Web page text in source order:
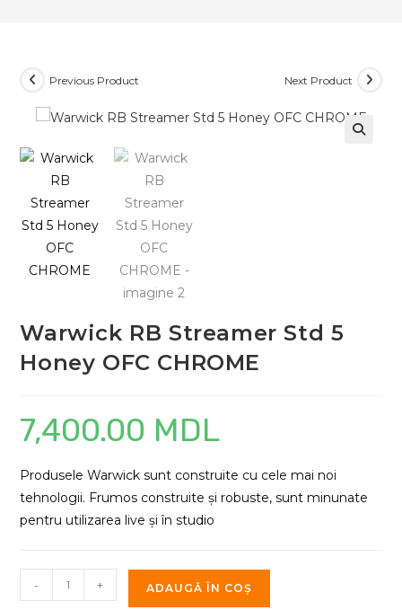
Previous Product Next Product
Warwick RB Streamer Std 5
Honey OFC CHROME
7,400.00 MDL
Produsele Warwick sunt construite cu cele mai noi
tehnologii. Frumos construite și robuste, sunt minunate
pentru utilizarea live și în studio
Cantitate
Warwick
- + ADAUGĂ ÎN COȘ